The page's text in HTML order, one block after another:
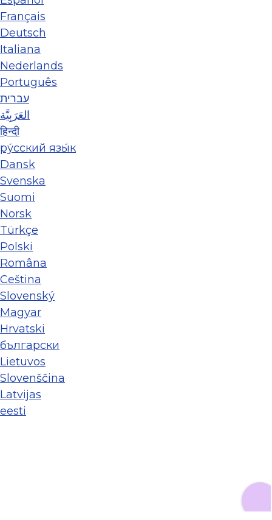
Français
Deutsch
Italiana
Nederlands
Português
עברית
العَرَبِيَّة
हिन्दी
ру́сский язы́к
Dansk
Svenska
Suomi
Norsk
Türkçe
Polski
Româna
Ceština
Slovenský
Magyar
Hrvatski
български
Lietuvos
Slovenščina
Latvijas
eesti